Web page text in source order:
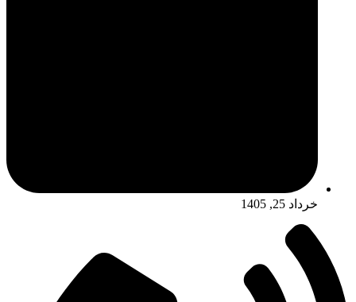
خرداد 25, 1405